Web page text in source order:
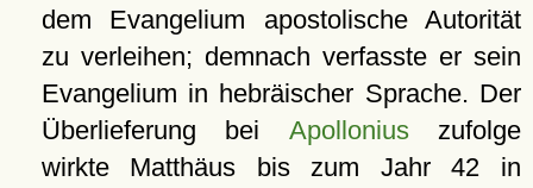
dem Evangelium apostolische Autorität
zu verleihen; demnach verfasste er sein
Evangelium in hebräischer Sprache. Der
Überlieferung bei Apolloniuszufolge
wirkte Matthäus bis zum Jahr 42 in